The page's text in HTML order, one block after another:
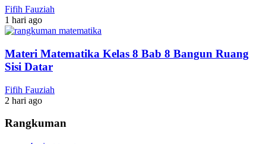
Fifih Fauziah
1 hari ago
Materi Matematika Kelas 8 Bab 8 Bangun Ruang
Sisi Datar
Fifih Fauziah
2 hari ago
Rangkuman